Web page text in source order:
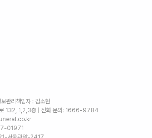
관리책임자 : 김소현
132, 1,2,3층 | 전화 문의: 1666-9784
01971